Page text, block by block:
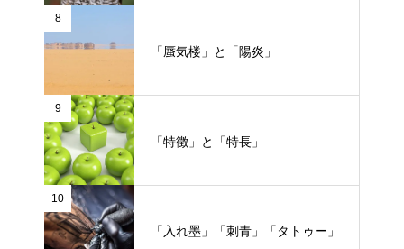
8
「蜃気楼」と「陽炎」
9
「特徴」と「特長」
10
「入れ墨」「刺青」「タトゥー」